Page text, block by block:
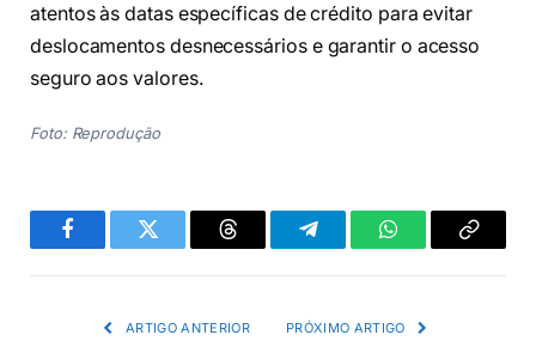
atentos às datas específicas de crédito para evitar
deslocamentos desnecessários e garantir o acesso
seguro aos valores.
Foto: Reprodução
FacebookTwitter Threads TelegramWhatsAppCopiar
ARTIGO ANTERIOR PRÓXIMO ARTIGO